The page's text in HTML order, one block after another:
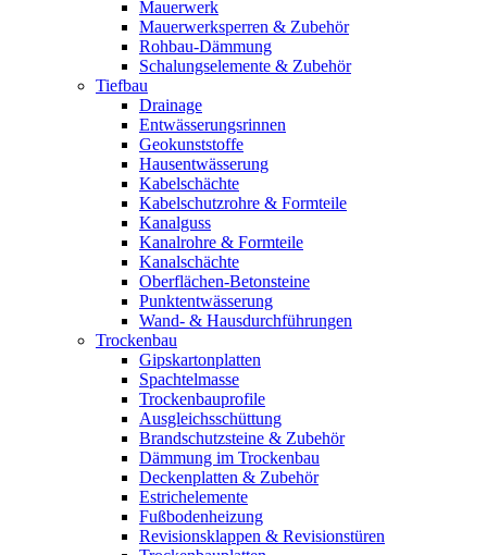
Mauerwerk
Mauerwerksperren & Zubehör
Rohbau-Dämmung
Schalungselemente & Zubehör
Tiefbau
Drainage
Entwässerungsrinnen
Geokunststoffe
Hausentwässerung
Kabelschächte
Kabelschutzrohre & Formteile
Kanalguss
Kanalrohre & Formteile
Kanalschächte
Oberflächen-Betonsteine
Punktentwässerung
Wand- & Hausdurchführungen
Trockenbau
Gipskartonplatten
Spachtelmasse
Trockenbauprofile
Ausgleichsschüttung
Brandschutzsteine & Zubehör
Dämmung im Trockenbau
Deckenplatten & Zubehör
Estrichelemente
Fußbodenheizung
Revisionsklappen & Revisionstüren